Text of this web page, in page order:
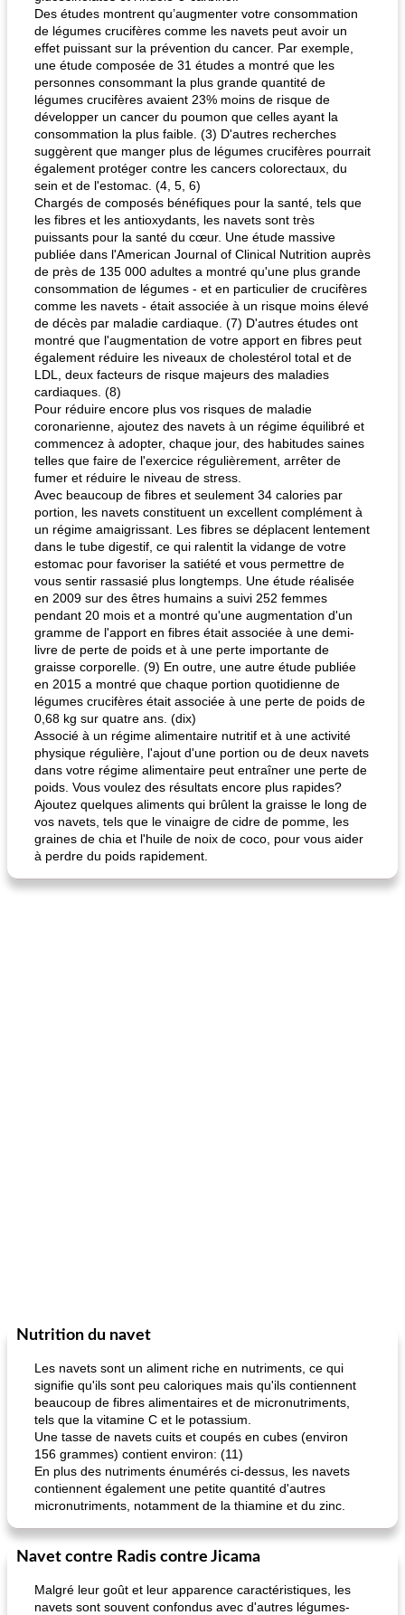
Des études montrent qu’augmenter votre consommation
de légumes crucifères comme les navets peut avoir un
effet puissant sur la prévention du cancer. Par exemple,
une étude composée de 31 études a montré que les
personnes consommant la plus grande quantité de
légumes crucifères avaient 23% moins de risque de
développer un cancer du poumon que celles ayant la
consommation la plus faible. (3) D'autres recherches
suggèrent que manger plus de légumes crucifères pourrait
également protéger contre les cancers colorectaux, du
sein et de l'estomac. (4, 5, 6)
Chargés de composés bénéfiques pour la santé, tels que
les fibres et les antioxydants, les navets sont très
puissants pour la santé du cœur. Une étude massive
publiée dans l'American Journal of Clinical Nutrition auprès
de près de 135 000 adultes a montré qu'une plus grande
consommation de légumes - et en particulier de crucifères
comme les navets - était associée à un risque moins élevé
de décès par maladie cardiaque. (7) D'autres études ont
montré que l'augmentation de votre apport en fibres peut
également réduire les niveaux de cholestérol total et de
LDL, deux facteurs de risque majeurs des maladies
cardiaques. (8)
Pour réduire encore plus vos risques de maladie
coronarienne, ajoutez des navets à un régime équilibré et
commencez à adopter, chaque jour, des habitudes saines
telles que faire de l'exercice régulièrement, arrêter de
fumer et réduire le niveau de stress.
Avec beaucoup de fibres et seulement 34 calories par
portion, les navets constituent un excellent complément à
un régime amaigrissant. Les fibres se déplacent lentement
dans le tube digestif, ce qui ralentit la vidange de votre
estomac pour favoriser la satiété et vous permettre de
vous sentir rassasié plus longtemps. Une étude réalisée
en 2009 sur des êtres humains a suivi 252 femmes
pendant 20 mois et a montré qu'une augmentation d'un
gramme de l'apport en fibres était associée à une demi-
livre de perte de poids et à une perte importante de
graisse corporelle. (9) En outre, une autre étude publiée
en 2015 a montré que chaque portion quotidienne de
légumes crucifères était associée à une perte de poids de
0,68 kg sur quatre ans. (dix)
Associé à un régime alimentaire nutritif et à une activité
physique régulière, l'ajout d'une portion ou de deux navets
dans votre régime alimentaire peut entraîner une perte de
poids. Vous voulez des résultats encore plus rapides?
Ajoutez quelques aliments qui brûlent la graisse le long de
vos navets, tels que le vinaigre de cidre de pomme, les
graines de chia et l'huile de noix de coco, pour vous aider
à perdre du poids rapidement.
Nutrition du navet
Les navets sont un aliment riche en nutriments, ce qui
signifie qu'ils sont peu caloriques mais qu'ils contiennent
beaucoup de fibres alimentaires et de micronutriments,
tels que la vitamine C et le potassium.
Une tasse de navets cuits et coupés en cubes (environ
156 grammes) contient environ: (11)
En plus des nutriments énumérés ci-dessus, les navets
contiennent également une petite quantité d'autres
micronutriments, notamment de la thiamine et du zinc.
Navet contre Radis contre Jicama
Malgré leur goût et leur apparence caractéristiques, les
navets sont souvent confondus avec d'autres légumes-